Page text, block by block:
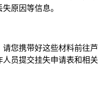
原因等信息。
您携带好这些材料前往芦
员提交挂失申请表和相关